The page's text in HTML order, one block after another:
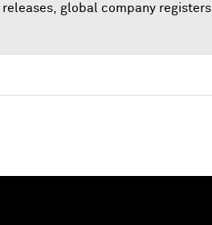
releases, global company registers